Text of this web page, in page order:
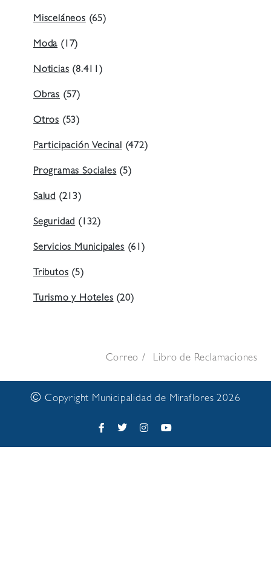
Misceláneos (65)
Moda (17)
Noticias (8.411)
Obras (57)
Otros (53)
Participación Vecinal (472)
Programas Sociales (5)
Salud (213)
Seguridad (132)
Servicios Municipales (61)
Tributos (5)
Turismo y Hoteles (20)
Correo Libro de Reclamaciones
© Copyright Municipalidad de Miraflores 2026